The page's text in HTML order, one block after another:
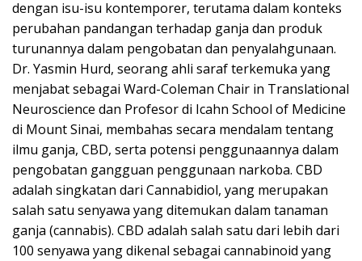
dengan isu-isu kontemporer, terutama dalam konteks
perubahan pandangan terhadap ganja dan produk
turunannya dalam pengobatan dan penyalahgunaan.
Dr. Yasmin Hurd, seorang ahli saraf terkemuka yang
menjabat sebagai Ward-Coleman Chair in Translational
Neuroscience dan Profesor di Icahn School of Medicine
di Mount Sinai, membahas secara mendalam tentang
ilmu ganja, CBD, serta potensi penggunaannya dalam
pengobatan gangguan penggunaan narkoba. CBD
adalah singkatan dari Cannabidiol, yang merupakan
salah satu senyawa yang ditemukan dalam tanaman
ganja (cannabis). CBD adalah salah satu dari lebih dari
100 senyawa yang dikenal sebagai cannabinoid yang